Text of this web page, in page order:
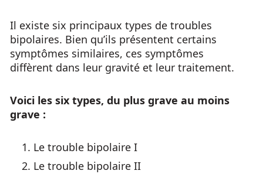
Il existe six principaux types de troubles
bipolaires. Bien qu’ils présentent certains
symptômes similaires, ces symptômes
diffèrent dans leur gravité et leur traitement.
Voici les six types, du plus grave au moins
grave :
Le trouble bipolaire I
Le trouble bipolaire II